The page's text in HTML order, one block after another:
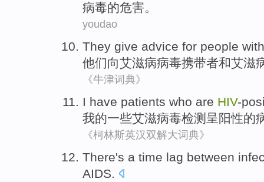
病毒的危害。
youdao
They give advice for people
他们向艾滋病病毒携带者和艾滋
《牛津词典》
I have patients who are HIV-
我的一些艾滋病毒检测呈阳性的
《柯林斯英汉双解大词典》
There's a time lag between
AIDS.